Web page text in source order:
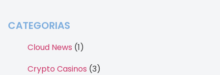
CATEGORIAS
Cloud News (1)
Crypto Casinos (3)